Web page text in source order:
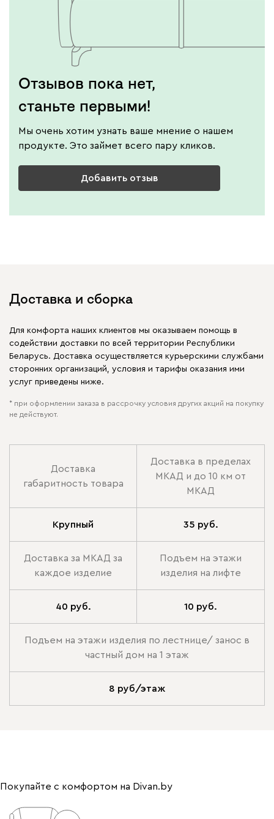
Отзывов пока нет,
станьте первыми!
Мы очень хотим узнать ваше мнение о нашем
продукте. Это займет всего пару кликов.
Добавить отзыв
Доставка и сборка
Для комфорта наших клиентов мы оказываем помощь в
содействии доставки по всей территории Республики
Беларусь. Доставка осуществляется курьерскими службами
сторонних организаций, условия и тарифы оказания ими
услуг приведены ниже.
* при оформлении заказа в рассрочку условия других акций на покупку
не действуют.
Доставка
габаритность товара
Доставка в пределах
МКАД и до 10 км от
МКАД
Крупный 35 руб.
Доставка за МКАД за
каждое изделие
Подъем на этажи
изделия на лифте
40 руб. 10 руб.
Подъем на этажи изделия по лестнице/ занос в
частный дом на 1 этаж
8 руб/этаж
Покупайте с комфортом на Divan.by